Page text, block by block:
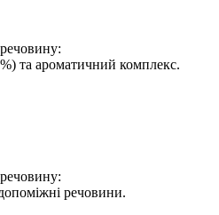
та ароматичний комплекс.
речовини.